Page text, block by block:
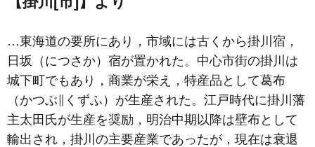
…東海道の要所にあり，市域には古くから掛川宿，
日坂 （につさか）宿が置かれた。中心市街の掛川は
城下町でもあり，商業が栄え，特産品として葛布
（かつぶ∥くずふ）が生産された。江戸時代に掛川藩
主太田氏が生産を奨励，明治中期以降は壁布として
輸出され，掛川の主要産業であったが，現在は衰退